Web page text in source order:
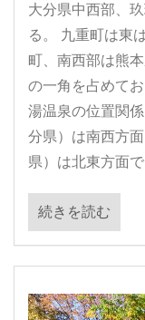
大分県中西部、
る。 九重町は東
町、南西部は熊
の一角を占めて
湯温泉の位置関
分県）は南西方
県）は北東方面で
続きを読む